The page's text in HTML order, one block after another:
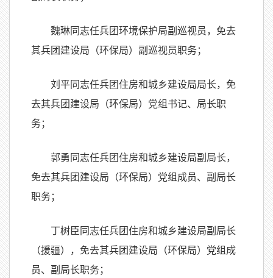
魏琳同志任兵团环境保护局副巡视员，免去
其兵团建设局（环保局）副巡视员职务；
刘平同志任兵团住房和城乡建设局局长，免
去其兵团建设局（环保局）党组书记、局长职
务；
郭勇同志任兵团住房和城乡建设局副局长，
免去其兵团建设局（环保局）党组成员、副局长
职务；
丁树臣同志任兵团住房和城乡建设局副局长
（援疆），免去其兵团建设局（环保局）党组成
员、副局长职务；